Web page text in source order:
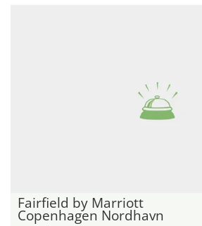
Fairfield by Marriott
Copenhagen Nordhavn